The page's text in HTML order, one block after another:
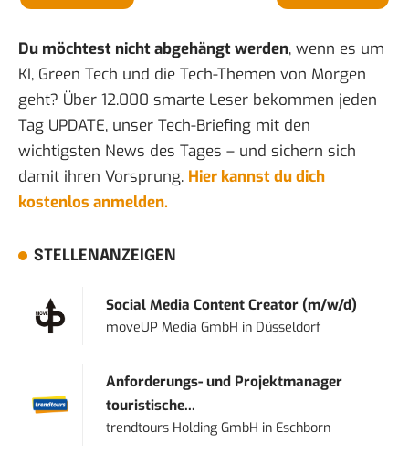
Du möchtest nicht abgehängt werden, wenn es um
KI, Green Tech und die Tech-Themen von Morgen
geht? Über 12.000 smarte Leser bekommen jeden
Tag UPDATE, unser Tech-Briefing mit den
wichtigsten News des Tages – und sichern sich
damit ihren Vorsprung. Hier kannst du dich
kostenlos anmelden.
STELLENANZEIGEN
Social Media Content Creator (m/w/d)
moveUP Media GmbH in Düsseldorf
Anforderungs- und Projektmanager
touristische...
trendtours Holding GmbH in Eschborn